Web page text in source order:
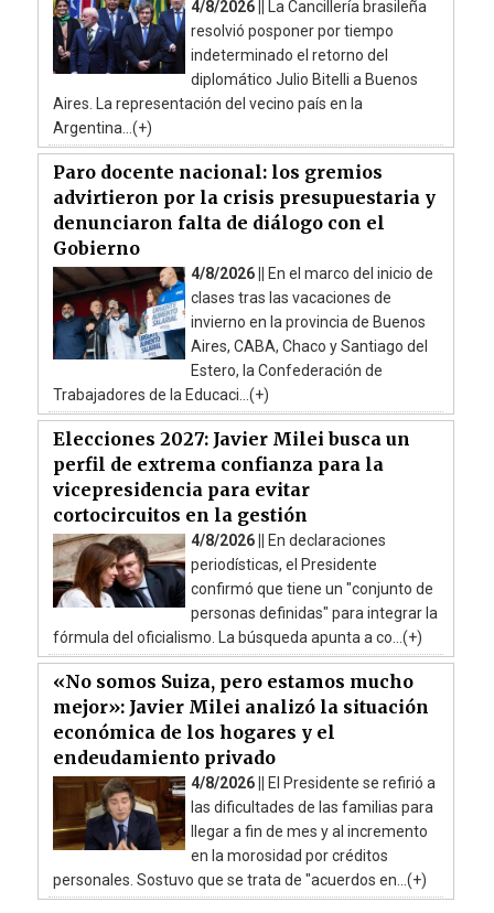
4/8/2026 ||
La Cancillería brasileña
resolvió posponer por tiempo
indeterminado el retorno del
diplomático Julio Bitelli a Buenos
Aires. La representación del vecino país en la
Argentina...(+)
Paro docente nacional: los gremios
advirtieron por la crisis presupuestaria y
denunciaron falta de diálogo con el
Gobierno
4/8/2026 ||
En el marco del inicio de
clases tras las vacaciones de
invierno en la provincia de Buenos
Aires, CABA, Chaco y Santiago del
Estero, la Confederación de
Trabajadores de la Educaci...(+)
Elecciones 2027: Javier Milei busca un
perfil de extrema confianza para la
vicepresidencia para evitar
cortocircuitos en la gestión
4/8/2026 ||
En declaraciones
periodísticas, el Presidente
confirmó que tiene un "conjunto de
personas definidas" para integrar la
fórmula del oficialismo. La búsqueda apunta a co...(+)
«No somos Suiza, pero estamos mucho
mejor»: Javier Milei analizó la situación
económica de los hogares y el
endeudamiento privado
4/8/2026 ||
El Presidente se refirió a
las dificultades de las familias para
llegar a fin de mes y al incremento
en la morosidad por créditos
personales. Sostuvo que se trata de "acuerdos en...(+)